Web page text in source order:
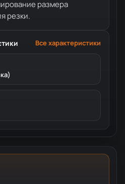
размера
резки.
Все характеристики